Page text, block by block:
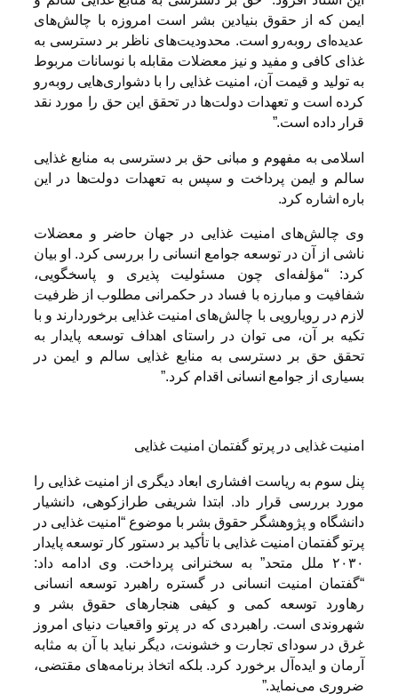
ایمن که از حقوق بنیادین بشر است امروزه با چالش‌های
عدیده‌ای روبه‌رو است. محدودیت‌های ناظر بر دسترسی به
غذای کافی و مفید و نیز معضلات مقابله با نوسانات مربوط
به تولید و قیمت آن، امنیت غذایی را با دشواری‌هایی روبه‌رو
کرده است و تعهدات دولت‌ها در تحقق این حق را مورد نقد
قرار داده است.”
اسلامی به مفهوم و مبانی حق بر دسترسی به منابع غذایی
سالم و ایمن پرداخت و سپس به تعهدات دولت‌ها در این
باره اشاره کرد.
وی چالش‌های امنیت غذایی در جهان حاضر و معضلات
ناشی از آن در توسعه جوامع انسانی را بررسی کرد. او بیان
کرد: “مؤلفه‌ای چون مسئولیت پذیری و پاسخگویی،
شفافیت و مبارزه با فساد در حکمرانی مطلوب از ظرفیت
لازم در رویارویی با چالش‌های امنیت غذایی برخوردارند و با
تکیه بر آن، می توان در راستای اهداف توسعه پایدار به
تحقق حق بر دسترسی به منابع غذایی سالم و ایمن در
بسیاری از جوامع انسانی اقدام کرد.”
امنیت غذایی در پرتو گفتمان امنیت غذایی
پنل سوم به ریاست افشاری ابعاد دیگری از امنیت غذایی را
مورد بررسی قرار داد. ابتدا شریفی طرازکوهی، دانشیار
دانشگاه و پژوهشگر حقوق بشر با موضوع “امنیت غذایی در
پرتو گفتمان امنیت غذایی با تأکید بر دستور کار توسعه پایدار
۲۰۳۰ ملل متحد” به سخنرانی پرداخت. وی ادامه داد:
“گفتمان امنیت انسانی در گستره راهبرد توسعه انسانی
رهاورد توسعه کمی و کیفی هنجارهای حقوق بشر و
شهروندی است. راهبردی که در پرتو واقعیات دنیای امروز
غرق در سودای تجارت و خشونت، دیگر نباید با آن به مثابه
آرمان و ایده‌آل برخورد کرد. بلکه اتخاذ برنامه‌های مقتضی،
ضروری می‌نماید.”